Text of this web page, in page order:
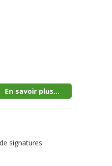
En savoir plus...
signatures